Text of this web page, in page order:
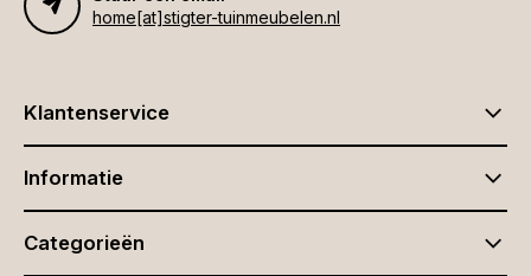
home[at]stigter-tuinmeubelen.nl
Klantenservice
Informatie
Categorieën